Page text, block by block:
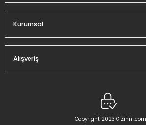
Kurumsal
Alışveriş
Copyright 2023 © Zihni.com